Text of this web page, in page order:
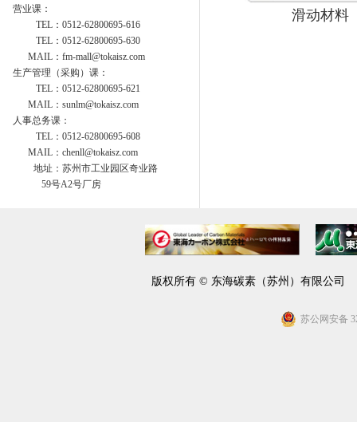
营业课：
TEL： 0512-62800695-616
TEL： 0512-62800695-630
MAIL： fm-mall@tokaisz.com
生产管理（采购）课：
TEL： 0512-62800695-621
MAIL： sunlm@tokaisz.com
人事总务课：
TEL： 0512-62800695-608
MAIL： chenll@tokaisz.com
地址： 苏州市工业园区奇业路
59号A2号厂房
滑动材料
版权所有 © 东海碳素（苏州）有限公
苏公网安备